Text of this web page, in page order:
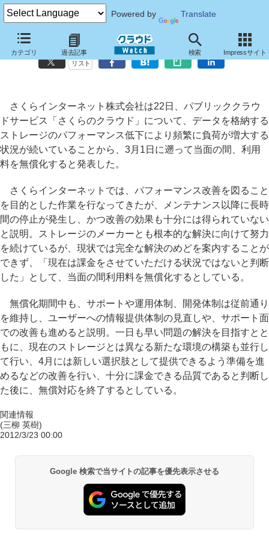
Powered by Translate
カテゴリ 過去記事 検索 Impressサイト
「さくらのクラウド」、サービス品質改善まで利用料の無償化を発表
リスト
さくらインターネット株式会社は22日、パブリッククラウ
ドサービス「さくらのクラウド」について、データを格納する
ストレージのパフォーマンス低下により頻繁に負荷が増大する
状況が続いていることから、3月1日に遡って当面の間、利用
料を無償化すると発表した。
さくらインターネットでは、パフォーマンス改善を図ること
を目的とした作業を行なってきたが、メンテナンス以降に長時
間の停止が発生し、かつ改善の効果も十分には得られていない
と説明。ストレージのメーカーとも根本的な解決に向けて努力
を続けているが、現状では完全な解決のめどを案内することが
できず、「現在は課金をさせていただける状況ではないと判断
した」として、当面の間利用料を無償化するとしている。
無償化期間中も、サポートや運用体制、開発体制は従前通り
を維持し、ユーザーへの情報提供体制の見直しや、サポート面
での改善も進めると説明。一日も早い問題の解決を目指すとと
もに、現在のストレージとは異なる新たな環境の構築も並行し
て行い、4月には新しい選択肢として提供できるよう準備を進
めるなどの改善を行い、十分に課金できる品質であると判断し
た後に、無償対応を終了するとしている。
関連情報
(三柳 英樹)
2012/3/23 00:00
Google 検索で当サイトの記事を優先表示させる